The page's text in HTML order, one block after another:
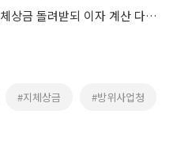
대법 “한화에어로, 19억 지체상금 돌려받되 이자 계산 다시해야”
#지체상금 #방위사업청